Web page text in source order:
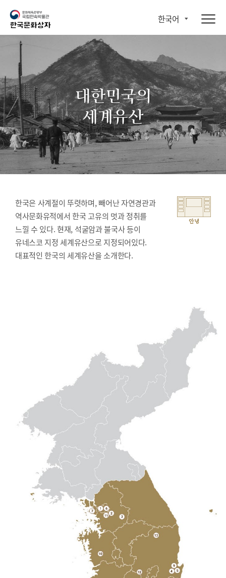
한국어
대한민국의
세계유산
한국은 사계절이 뚜렷하며, 빼어난 자연경관과
역사문화유적에서 한국 고유의 멋과 정취를
느낄 수 있다. 현재, 석굴암과 불국사 등이
유네스코 지정 세계유산으로 지정되어있다.
대표적인 한국의 세계유산을 소개한다.
안녕